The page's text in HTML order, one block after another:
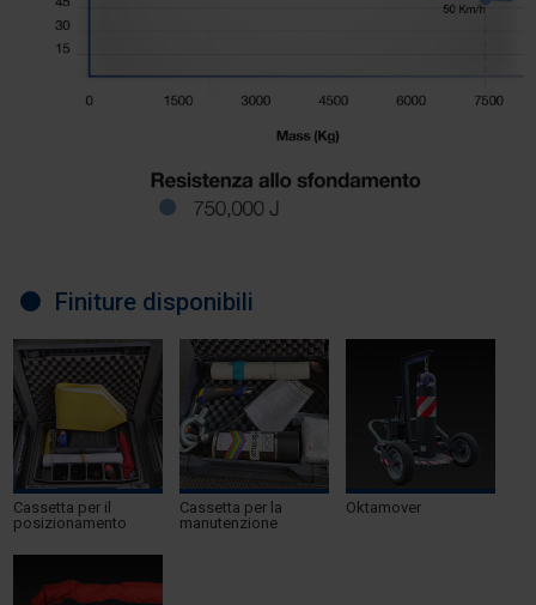
Finiture disponibili
Cassetta per il
posizionamento
Cassetta per la
manutenzione
Oktamover